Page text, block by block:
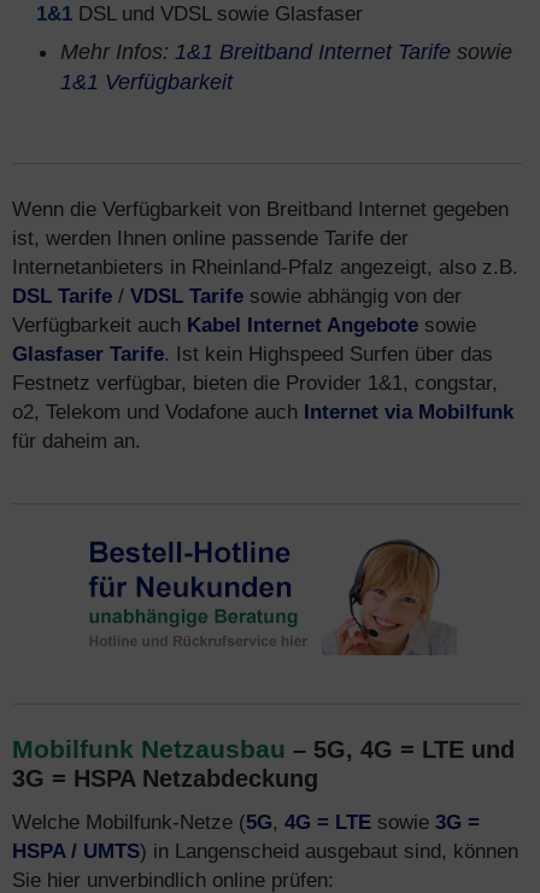
1&1 DSL und VDSL sowie Glasfaser
Mehr Infos: 1&1 Breitband Internet Tarife sowie
1&1 Verfügbarkeit
Wenn die Verfügbarkeit von Breitband Internet gegeben
ist, werden Ihnen online passende Tarife der
Internetanbieters in Rheinland-Pfalz angezeigt, also z.B.
DSL Tarife / VDSL Tarife sowie abhängig von der
Verfügbarkeit auch Kabel Internet Angebote sowie
Glasfaser Tarife. Ist kein Highspeed Surfen über das
Festnetz verfügbar, bieten die Provider 1&1, congstar,
o2, Telekom und Vodafone auch Internet via Mobilfunk
für daheim an.
Mobilfunk Netzausbau – 5G, 4G = LTE und
3G = HSPA Netzabdeckung
Welche Mobilfunk-Netze (5G, 4G = LTE sowie 3G =
HSPA / UMTS) in Langenscheid ausgebaut sind, können
Sie hier unverbindlich online prüfen: